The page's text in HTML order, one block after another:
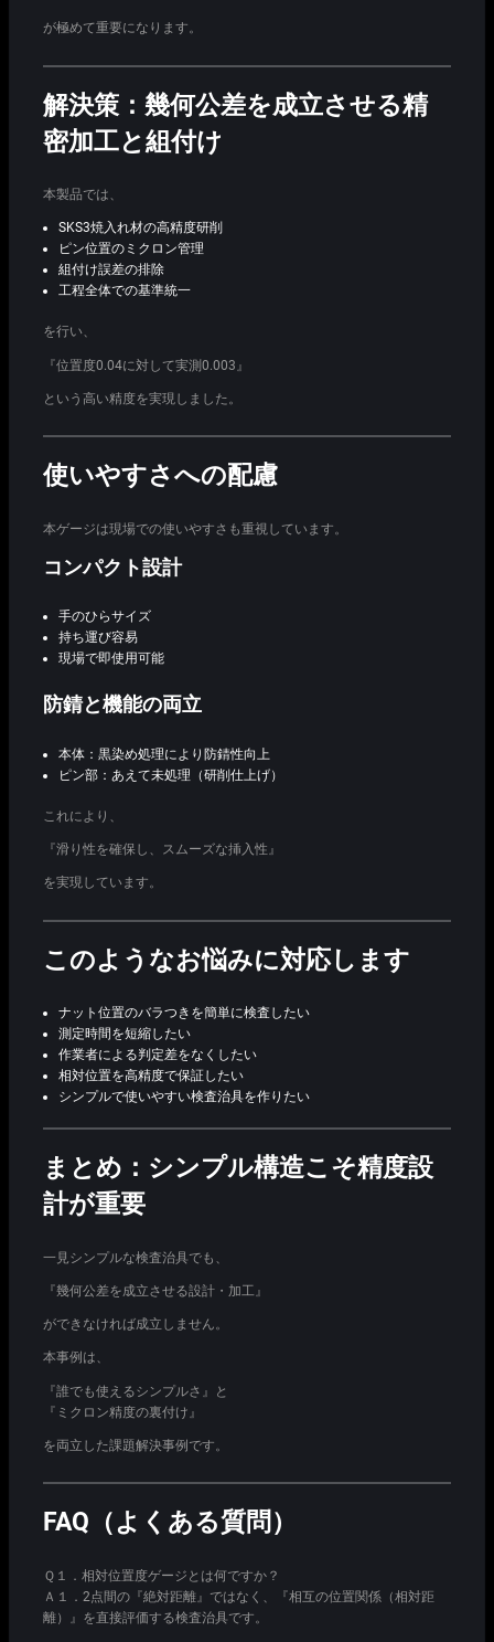
が極めて重要になります。
解決策：幾何公差を成立させる精
密加工と組付け
本製品では、
SKS3焼入れ材の高精度研削
ピン位置のミクロン管理
組付け誤差の排除
工程全体での基準統一
を行い、
『位置度0.04に対して実測0.003』
という高い精度を実現しました。
使いやすさへの配慮
本ゲージは現場での使いやすさも重視しています。
コンパクト設計
手のひらサイズ
持ち運び容易
現場で即使用可能
防錆と機能の両立
本体：黒染め処理により防錆性向上
ピン部：あえて未処理（研削仕上げ）
これにより、
『滑り性を確保し、スムーズな挿入性』
を実現しています。
このようなお悩みに対応します
ナット位置のバラつきを簡単に検査したい
測定時間を短縮したい
作業者による判定差をなくしたい
相対位置を高精度で保証したい
シンプルで使いやすい検査治具を作りたい
まとめ：シンプル構造こそ精度設
計が重要
一見シンプルな検査治具でも、
『幾何公差を成立させる設計・加工』
ができなければ成立しません。
本事例は、
『誰でも使えるシンプルさ』と
『ミクロン精度の裏付け』
を両立した課題解決事例です。
FAQ（よくある質問）
Ｑ１．相対位置度ゲージとは何ですか？
Ａ１．2点間の『絶対距離』ではなく、『相互の位置関係（相対距
離）』を直接評価する検査治具です。